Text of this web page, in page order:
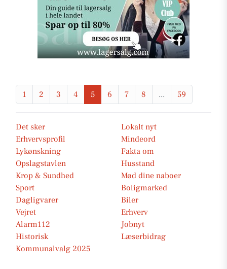
1 2 3 4 5 6 7 8 ... 59
Det sker
Lokalt nyt
Erhvervsprofil
Mindeord
Lykønskning
Fakta om
Opslagstavlen
Husstand
Krop & Sundhed
Mød dine naboer
Sport
Boligmarked
Dagligvarer
Biler
Vejret
Erhverv
Alarm112
Jobnyt
Historisk
Læserbidrag
Kommunalvalg 2025